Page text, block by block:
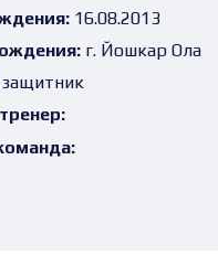
16.08.2013
г. Йошкар Ола